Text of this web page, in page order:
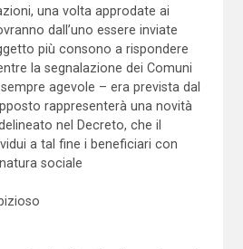
una volta approdate ai
dall’uno essere inviate
più consono a rispondere
la segnalazione dei Comuni
agevole – era prevista dal
rappresenterà una novità
nel Decreto, che il
a tal fine i beneficiari con
sociale